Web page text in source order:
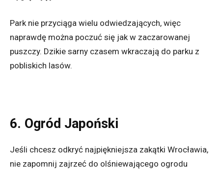
Park nie przyciąga wielu odwiedzających, więc
naprawdę można poczuć się jak w zaczarowanej
puszczy. Dzikie sarny czasem wkraczają do parku z
pobliskich lasów.
6. Ogród Japoński
Jeśli chcesz odkryć najpiękniejsza zakątki Wrocławia,
nie zapomnij zajrzeć do olśniewającego ogrodu